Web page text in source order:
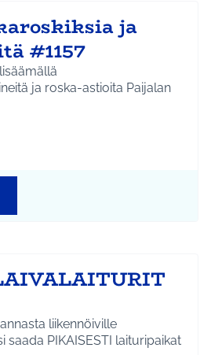
ja
#1157
ja roska-astioita Paijalan
mukaan: Hyrylä
teeman mukaan: Ympäristö
liikennöiville
saada PIKAISESTI laituripaikat